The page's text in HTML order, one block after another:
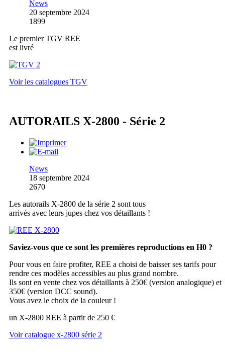
News
20 septembre 2024
1899
Le premier TGV REE
est livré
Voir les catalogues TGV
AUTORAILS X-2800 - Série 2
News
18 septembre 2024
2670
Les autorails X-2800 de la série 2 sont tous
arrivés avec leurs jupes chez vos détaillants !
Saviez-vous que ce sont les premières reproductions en H0 ?
Pour vous en faire profiter, REE a choisi de baisser ses tarifs pour
rendre ces modèles accessibles au plus grand nombre.
Ils sont en vente chez vos détaillants à 250€ (version analogique) et
350€ (version DCC sound).
Vous avez le choix de la couleur !
un X-2800 REE à partir de 250 €
Voir catalogue x-2800 série 2